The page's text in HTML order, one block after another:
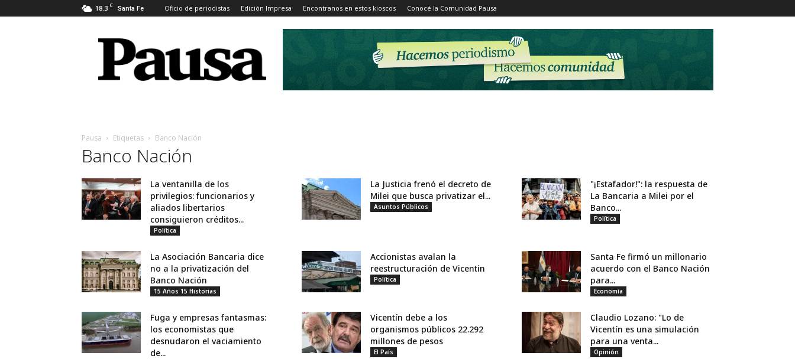
18.3 C Santa Fe Oficio de periodistas Edición Impresa Encontranos en estos kioscos Conocé la Comunidad Pausa
Pausa
Pausa Etiquetas Banco Nación
Banco Nación
La ventanilla de los
privilegios: funcionarios y
aliados libertarios
consiguieron créditos...
Política
La Justicia frenó el decreto de
Milei que busca privatizar el...
Asuntos Públicos
"¡Estafador!": la respuesta de
La Bancaria a Milei por el
Banco...
Política
La Asociación Bancaria dice
no a la privatización del
Banco Nación
15 Años 15 Historias
Accionistas avalan la
reestructuración de Vicentin
Política
Santa Fe firmó un millonario
acuerdo con el Banco Nación
para...
Economía
Fuga y empresas fantasmas:
los economistas que
desnudaron el vaciamiento
de...
Vicentín debe a los
organismos públicos 22.292
millones de pesos
El País
Claudio Lozano: "Lo de
Vicentín es una simulación
para una venta...
Opinión